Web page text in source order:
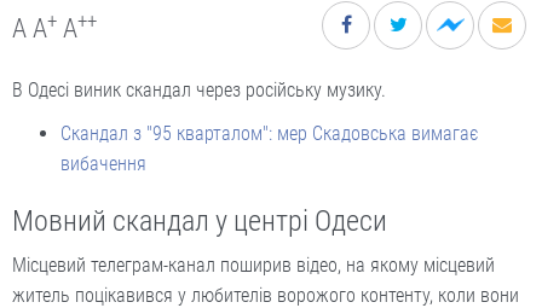
A A+ A++
В Одесі виник скандал через російську музику.
Скандал з "95 кварталом": мер Скадовська вимагає
вибачення
Мовний скандал у центрі Одеси
Місцевий телеграм-канал поширив відео, на якому місцевий
житель поцікавився у любителів ворожого контенту, коли вони